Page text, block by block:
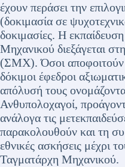
έχουν περάσει την
(δοκιμασία σε
δοκιμασίες. Η
Μηχανικού διεξάγεται
(ΣΜΧ). Όσοι αποφοιτούν
δόκιμοι έφεδροι
απόλυσή τους
Ανθυπολοχαγοί,
ανάλογα τις
παρακολουθούν και τη
εθνικές ασκήσεις μέχρι
Ταγματάρχη Μηχανικού.